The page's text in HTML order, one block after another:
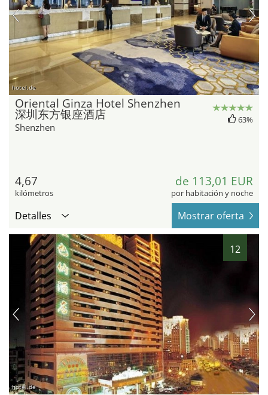
hotel.de
Oriental Ginza Hotel Shenzhen
深圳东方银座酒店
Shenzhen
63%
4,67
kilómetros
de 113,01 EUR
por habitación y noche
Detalles Mostrar oferta
12
hotel.de